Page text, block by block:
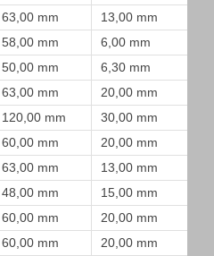
63,00 mm
13,00 mm
58,00 mm
6,00 mm
50,00 mm
6,30 mm
63,00 mm
20,00 mm
120,00 mm
30,00 mm
60,00 mm
20,00 mm
63,00 mm
13,00 mm
48,00 mm
15,00 mm
60,00 mm
20,00 mm
60,00 mm 20,00 mm